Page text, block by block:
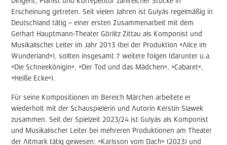
Erscheinung getreten. Seit vielen Jahren ist Gulyás regelmäßig in
Deutschland tätig – einer ersten Zusammenarbeit mit dem
Gerhart Hauptmann-Theater Görlitz Zittau als Komponist und
Musikalischer Leiter im Jahr 2013 (bei der Produktion »Alice im
Wunderland«), sollten insgesamt 7 weitere folgen (darunter u.a.
»Die Schneekönigin«, »Der Tod und das Mädchen«, »Cabaret«,
»Heiße Ecke«).
Für seine Kompositionen im Bereich Märchen arbeitete er
wiederholt mit der Schauspielerin und Autorin Kerstin Slawek
zusammen. Seit der Spielzeit 2023/24 ist Gulyás als Komponist
und Musikalischer Leiter bei mehreren Produktionen am Theater
der Altmark tätig gewesen: »Karlsson vom Dach« (2023) und